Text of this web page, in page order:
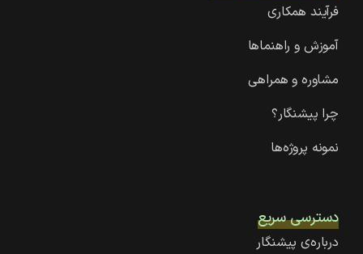
فرآیند همکاری
آموزش و راهنماها
مشاوره و همراهی
چرا پیشنگار؟
نمونه پروژه‌ها
دسترسی سریع
درباره‌ی پیشنگار